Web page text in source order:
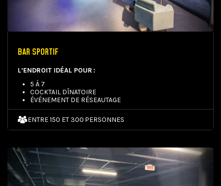
BAR SPORTIF
L’ENDROIT IDÉAL POUR :
5 À 7
COCKTAIL DÎNATOIRE
ÉVÉNEMENT DE RÉSEAUTAGE
ENTRE 150 ET 300 PERSONNES